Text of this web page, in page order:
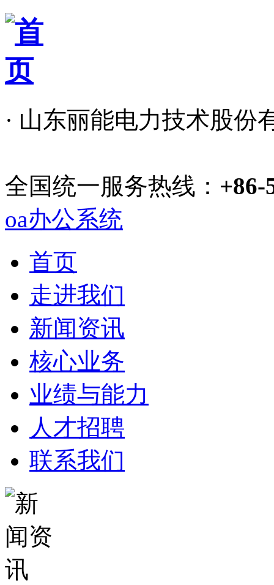
· 山东丽能电力技术股份
全国统一服务热线： +86-
oa办公系统
首页
走进我们
新闻资讯
核心业务
业绩与能力
人才招聘
联系我们